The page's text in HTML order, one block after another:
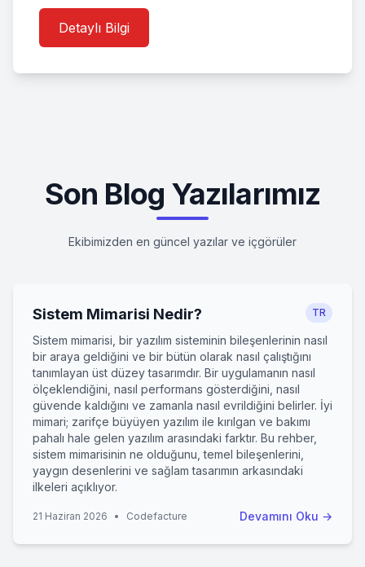
1
Detaylı Bilgi
Son Blog Yazılarımız
Ekibimizden en güncel yazılar ve içgörüler
Sistem Mimarisi Nedir? TR
Sistem mimarisi, bir yazılım sisteminin bileşenlerinin nasıl
bir araya geldiğini ve bir bütün olarak nasıl çalıştığını
tanımlayan üst düzey tasarımdır. Bir uygulamanın nasıl
ölçeklendiğini, nasıl performans gösterdiğini, nasıl
güvende kaldığını ve zamanla nasıl evrildiğini belirler. İyi
mimari; zarifçe büyüyen yazılım ile kırılgan ve bakımı
pahalı hale gelen yazılım arasındaki farktır. Bu rehber,
sistem mimarisinin ne olduğunu, temel bileşenlerini,
yaygın desenlerini ve sağlam tasarımın arkasındaki
ilkeleri açıklıyor.
21 Haziran 2026 • Codefacture Devamını Oku →